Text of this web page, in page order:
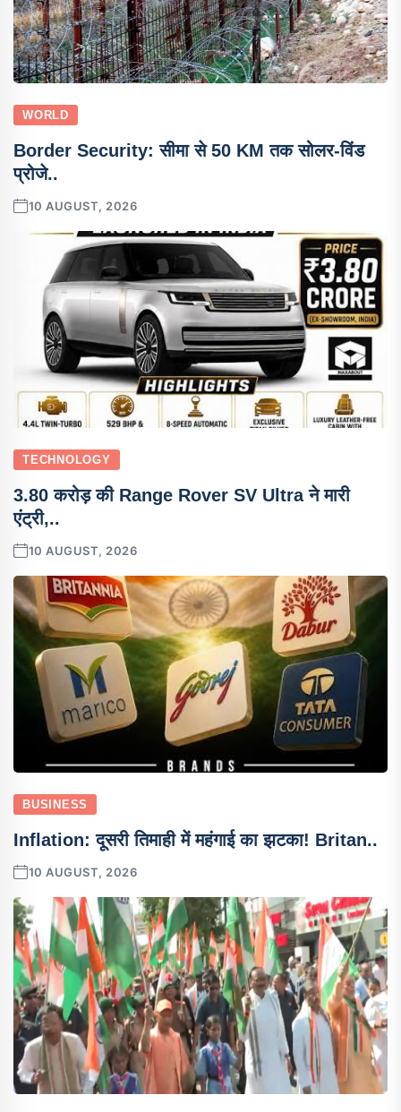
WORLD
Border Security: सीमा से 50 KM तक सोलर-विंड
प्रोजे..
10 AUGUST, 2026
TECHNOLOGY
3.80 करोड़ की Range Rover SV Ultra ने मारी
एंट्री,..
10 AUGUST, 2026
BUSINESS
Inflation: दूसरी तिमाही में महंगाई का झटका! Britan..
10 AUGUST, 2026